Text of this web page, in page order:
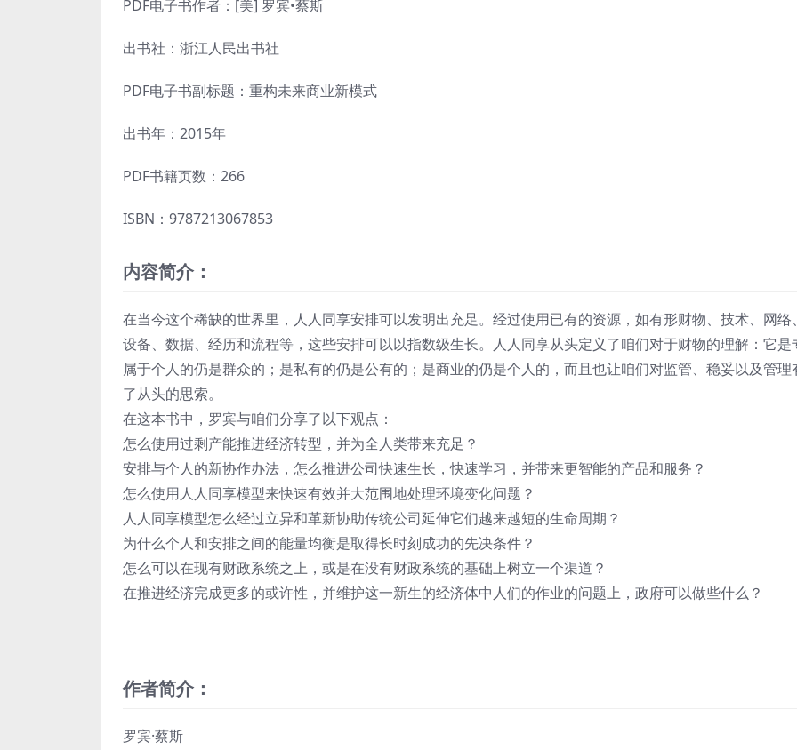
PDF电子书作者：[美] 罗宾•蔡斯
出书社：浙江人民出书社
PDF电子书副标题：重构未来商业新模式
出书年：2015年
PDF书籍页数：266
ISBN：9787213067853
内容简介：
在当今这个稀缺的世界里，人人同享安排可以发明出充足。经过使用已有的资源，如有形财物、技术、网络
设备、数据、经历和流程等，这些安排可以以指数级生长。人人同享从头定义了咱们对于财物的理解：它是
属于个人的仍是群众的；是私有的仍是公有的；是商业的仍是个人的，而且也让咱们对监管、稳妥以及管理
了从头的思索。
在这本书中，罗宾与咱们分享了以下观点：
怎么使用过剩产能推进经济转型，并为全人类带来充足？
安排与个人的新协作办法，怎么推进公司快速生长，快速学习，并带来更智能的产品和服务？
怎么使用人人同享模型来快速有效并大范围地处理环境变化问题？
人人同享模型怎么经过立异和革新协助传统公司延伸它们越来越短的生命周期？
为什么个人和安排之间的能量均衡是取得长时刻成功的先决条件？
怎么可以在现有财政系统之上，或是在没有财政系统的基础上树立一个渠道？
在推进经济完成更多的或许性，并维护这一新生的经济体中人们的作业的问题上，政府可以做些什么？
作者简介：
罗宾·蔡斯